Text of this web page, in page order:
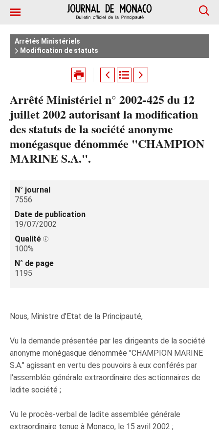
Arrêtés Ministériels
Modification de statuts
Arrêté Ministériel n° 2002-425 du 12
juillet 2002 autorisant la modification
des statuts de la société anonyme
monégasque dénommée "CHAMPION
MARINE S.A.".
N° journal
7556
Date de publication
19/07/2002
Qualité
100%
N° de page
1195
Nous, Ministre d'Etat de la Principauté,
Vu la demande présentée par les dirigeants de la société
anonyme monégasque dénommée "CHAMPION MARINE
S.A." agissant en vertu des pouvoirs à eux conférés par
l'assemblée générale extraordinaire des actionnaires de
ladite société ;
Vu le procès-verbal de ladite assemblée générale
extraordinaire tenue à Monaco, le 15 avril 2002 ;